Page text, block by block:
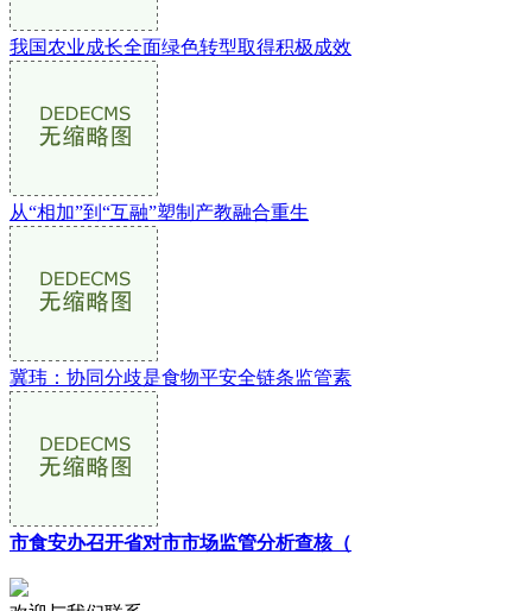
我国农业成长全面绿色转型取得积极成效
从“相加”到“互融”塑制产教融合重生
冀玮：协同分歧是食物平安全链条监管素
市食安办召开省对市市场监管分析查核（